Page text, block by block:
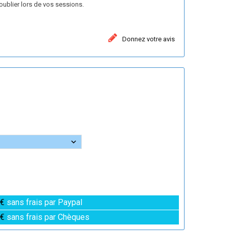
lors de vos sessions.
Donnez votre avis
sans frais par Paypal
sans frais par Chèques